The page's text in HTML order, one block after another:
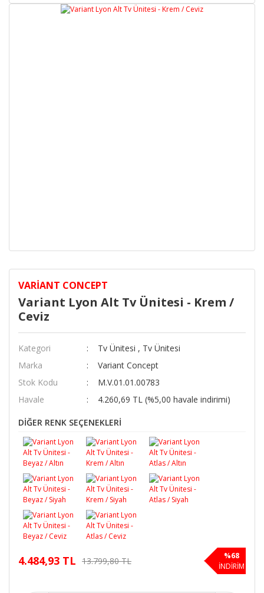
VARIANT CONCEPT
Variant Lyon Alt Tv Ünitesi - Krem /
Ceviz
Kategori Tv Ünitesi , Tv Ünitesi
Marka
Variant Concept
Stok Kodu
M.V.01.01.00783
Havale
4.260,69 TL (%5,00 havale indirimi)
DİĞER RENK SEÇENEKLERİ
4.484,93 TL 13.799,80 TL
%68
İNDİRİM